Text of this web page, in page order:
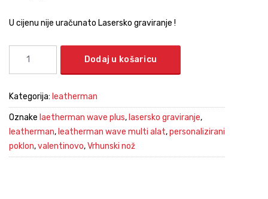
U cijenu nije uračunato Lasersko graviranje !
Dodaj u košaricu
Kategorija: leatherman
Oznake laetherman wave plus, lasersko graviranje,
leatherman, leatherman wave multi alat,personalizirani
poklon,valentinovo,Vrhunski nož